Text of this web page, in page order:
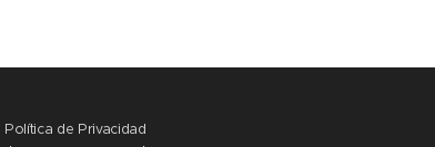
Política de Privacidad